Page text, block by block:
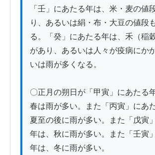
「壬」にあたる年は、米・麦の値
り、あるいは絹・布・大豆の値段
る。「癸」にあたる年は、禾（稲
があり、あるいは人々が疫病にか
いは雨が多くなる。
〇正月の朔日が「甲寅」にあたる
春は雨が多い。また「丙寅」にあ
夏至の後に雨が多い。また「戊寅
年は、秋に雨が多い。また「壬寅
年は、冬に雨が多い。